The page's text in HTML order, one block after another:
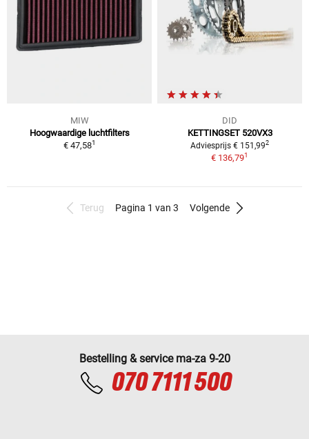
MIW
Hoogwaardige luchtfilters
€ 47,581
DID
KETTINGSET 520VX3
Adviesprijs € 151,992
€ 136,791
Terug Pagina 1 van 3 Volgende
Bestelling & service ma-za 9-20
070 7111 500